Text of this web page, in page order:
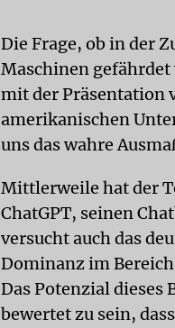
Die Frage, ob in der
Maschinen
mit der Präsentation
amerikanischen
uns das wahre
Mittlerweile hat der
ChatGPT, seinen
versucht auch das
Dominanz im
Das Potenzial dieses
bewertet zu sein,